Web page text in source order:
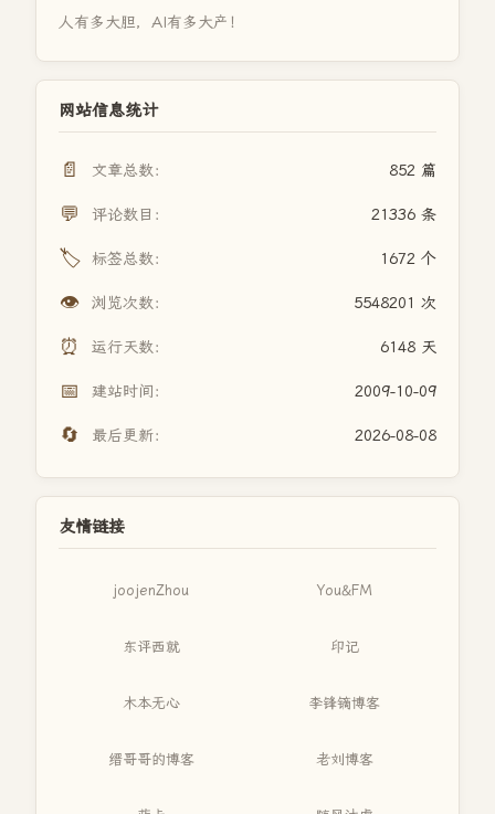
人有多大胆，AI有多大产！
网站信息统计
📄 文章总数： 852 篇
💬 评论数目： 21336 条
🏷️ 标签总数： 1672 个
👁️ 浏览次数： 5548201 次
⏰ 运行天数： 6148 天
📅 建站时间： 2009-10-09
🔄 最后更新： 2026-08-08
友情链接
joojenZhou You&FM
东评西就 印记
木本无心 李锋镝博客
缙哥哥的博客 老刘博客